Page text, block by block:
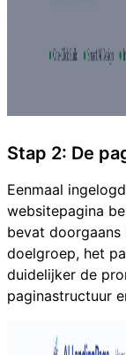
Stap 2: De
Eenmaal
websitepagina
bevat
doelgroep, het
duidelijker de
paginastructuur